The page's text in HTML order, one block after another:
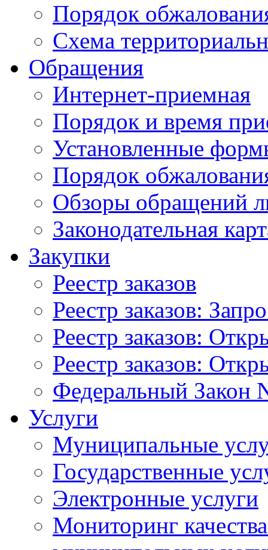
Порядок
Схема
Обращения
Интернет-приемная
Порядок и время
Установленные
Порядок
Обзоры обращений
Законодательная
Закупки
Реестр заказов
Реестр заказов:
Реестр заказов:
Реестр заказов:
Федеральный Закон
Услуги
Муниципальные
Государственные
Электронные услуги
Мониторинг